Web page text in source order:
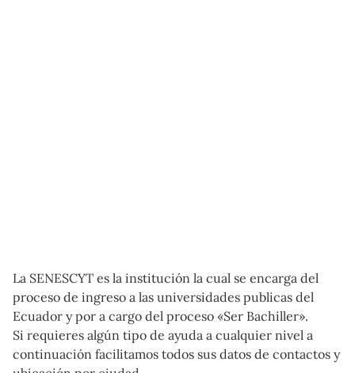
La SENESCYT es la institución la cual se encarga del
proceso de ingreso a las universidades publicas del
Ecuador y por a cargo del proceso «Ser Bachiller».
Si requieres algún tipo de ayuda a cualquier nivel a
continuación facilitamos todos sus datos de contactos y